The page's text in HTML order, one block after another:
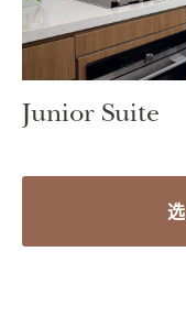
Junior Suite